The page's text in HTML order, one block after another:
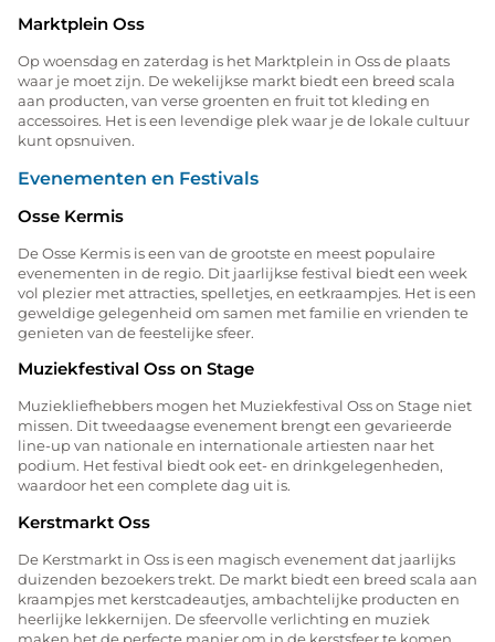
Marktplein Oss
Op woensdag en zaterdag is het Marktplein in Oss de plaats
waar je moet zijn. De wekelijkse markt biedt een breed scala
aan producten, van verse groenten en fruit tot kleding en
accessoires. Het is een levendige plek waar je de lokale cultuur
kunt opsnuiven.
Evenementen en Festivals
Osse Kermis
De Osse Kermis is een van de grootste en meest populaire
evenementen in de regio. Dit jaarlijkse festival biedt een week
vol plezier met attracties, spelletjes, en eetkraampjes. Het is een
geweldige gelegenheid om samen met familie en vrienden te
genieten van de feestelijke sfeer.
Muziekfestival Oss on Stage
Muziekliefhebbers mogen het Muziekfestival Oss on Stage niet
missen. Dit tweedaagse evenement brengt een gevarieerde
line-up van nationale en internationale artiesten naar het
podium. Het festival biedt ook eet- en drinkgelegenheden,
waardoor het een complete dag uit is.
Kerstmarkt Oss
De Kerstmarkt in Oss is een magisch evenement dat jaarlijks
duizenden bezoekers trekt. De markt biedt een breed scala aan
kraampjes met kerstcadeautjes, ambachtelijke producten en
heerlijke lekkernijen. De sfeervolle verlichting en muziek